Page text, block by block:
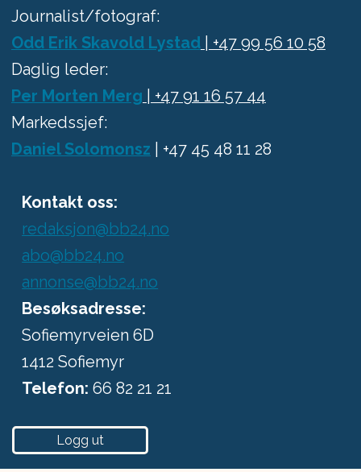
Journalist/fotograf:
Odd Erik Skavold Lystad| +47 99 56 10 58
Daglig leder:
Per Morten Merg | +47 91 16 57 44
Markedssjef:
Daniel Solomonsz | +47 45 48 11 28
Kontakt oss:
redaksjon@bb24.no
abo@bb24.no
annonse@bb24.no
Besøksadresse:
Sofiemyrveien 6D
1412 Sofiemyr
Telefon:66 82 21 21
Logg ut